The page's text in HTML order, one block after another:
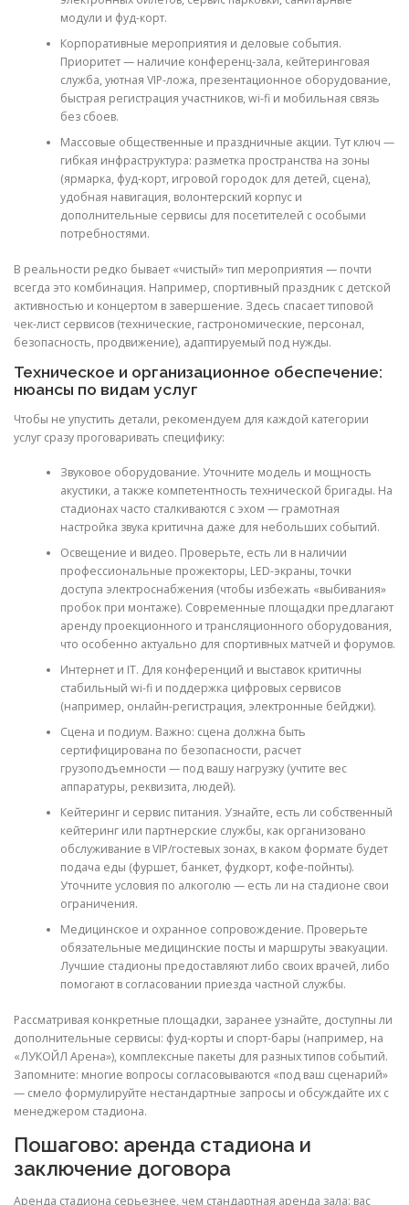
модули и фуд-корт.
Корпоративные мероприятия и деловые события.
Приоритет — наличие конференц-зала, кейтеринговая
служба, уютная VIP-ложа, презентационное оборудование,
быстрая регистрация участников, wi-fi и мобильная связь
без сбоев.
Массовые общественные и праздничные акции. Тут ключ —
гибкая инфраструктура: разметка пространства на зоны
(ярмарка, фуд-корт, игровой городок для детей, сцена),
удобная навигация, волонтерский корпус и
дополнительные сервисы для посетителей с особыми
потребностями.
В реальности редко бывает «чистый» тип мероприятия — почти
всегда это комбинация. Например, спортивный праздник с детской
активностью и концертом в завершение. Здесь спасает типовой
чек-лист сервисов (технические, гастрономические, персонал,
безопасность, продвижение), адаптируемый под нужды.
Техническое и организационное обеспечение:
нюансы по видам услуг
Чтобы не упустить детали, рекомендуем для каждой категории
услуг сразу проговаривать специфику:
Звуковое оборудование. Уточните модель и мощность
акустики, а также компетентность технической бригады. На
стадионах часто сталкиваются с эхом — грамотная
настройка звука критична даже для небольших событий.
Освещение и видео. Проверьте, есть ли в наличии
профессиональные прожекторы, LED-экраны, точки
доступа электроснабжения (чтобы избежать «выбивания»
пробок при монтаже). Современные площадки предлагают
аренду проекционного и трансляционного оборудования,
что особенно актуально для спортивных матчей и форумов.
Интернет и IT. Для конференций и выставок критичны
стабильный wi-fi и поддержка цифровых сервисов
(например, онлайн-регистрация, электронные бейджи).
Сцена и подиум. Важно: сцена должна быть
сертифицирована по безопасности, расчет
грузоподъемности — под вашу нагрузку (учтите вес
аппаратуры, реквизита, людей).
Кейтеринг и сервис питания. Узнайте, есть ли собственный
кейтеринг или партнерские службы, как организовано
обслуживание в VIP/гостевых зонах, в каком формате будет
подача еды (фуршет, банкет, фудкорт, кофе-пойнты).
Уточните условия по алкоголю — есть ли на стадионе свои
ограничения.
Медицинское и охранное сопровождение. Проверьте
обязательные медицинские посты и маршруты эвакуации.
Лучшие стадионы предоставляют либо своих врачей, либо
помогают в согласовании приезда частной службы.
Рассматривая конкретные площадки, заранее узнайте, доступны ли
дополнительные сервисы: фуд-корты и спорт-бары (например, на
«ЛУКОЙЛ Арена»), комплексные пакеты для разных типов событий.
Запомните: многие вопросы согласовываются «под ваш сценарий»
— смело формулируйте нестандартные запросы и обсуждайте их с
менеджером стадиона.
Пошагово: аренда стадиона и
заключение договора
Аренда стадиона серьезнее, чем стандартная аренда зала: вас